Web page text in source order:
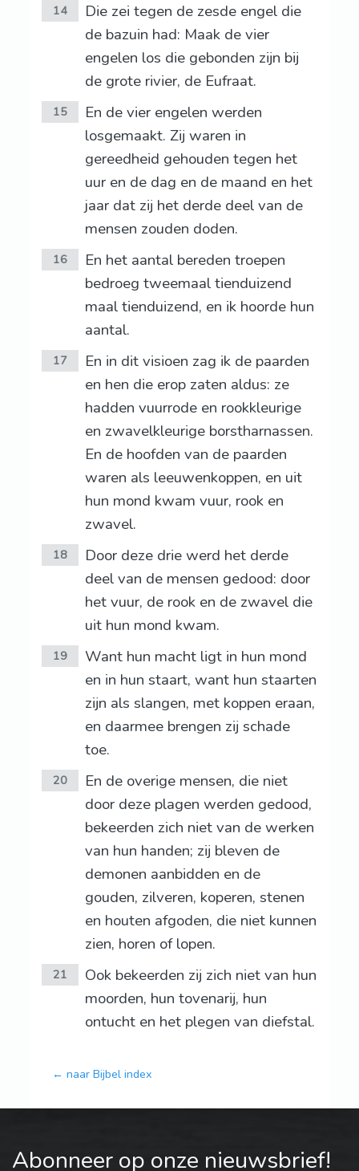
14
Die zei tegen de zesde engel die
de bazuin had: Maak de vier
engelen los die gebonden zijn bij
de grote rivier, de Eufraat.
15
En de vier engelen werden
losgemaakt. Zij waren in
gereedheid gehouden tegen het
uur en de dag en de maand en het
jaar dat zij het derde deel van de
mensen zouden doden.
16
En het aantal bereden troepen
bedroeg tweemaal tienduizend
maal tienduizend, en ik hoorde hun
aantal.
17
En in dit visioen zag ik de paarden
en hen die erop zaten aldus: ze
hadden vuurrode en rookkleurige
en zwavelkleurige borstharnassen.
En de hoofden van de paarden
waren als leeuwenkoppen, en uit
hun mond kwam vuur, rook en
zwavel.
18
Door deze drie werd het derde
deel van de mensen gedood: door
het vuur, de rook en de zwavel die
uit hun mond kwam.
19
Want hun macht ligt in hun mond
en in hun staart, want hun staarten
zijn als slangen, met koppen eraan,
en daarmee brengen zij schade
toe.
20
En de overige mensen, die niet
door deze plagen werden gedood,
bekeerden zich niet van de werken
van hun handen; zij bleven de
demonen aanbidden en de
gouden, zilveren, koperen, stenen
en houten afgoden, die niet kunnen
zien, horen of lopen.
21
Ook bekeerden zij zich niet van hun
moorden, hun tovenarij, hun
ontucht en het plegen van diefstal.
← naar Bijbel index
Abonneer op onze nieuwsbrief!